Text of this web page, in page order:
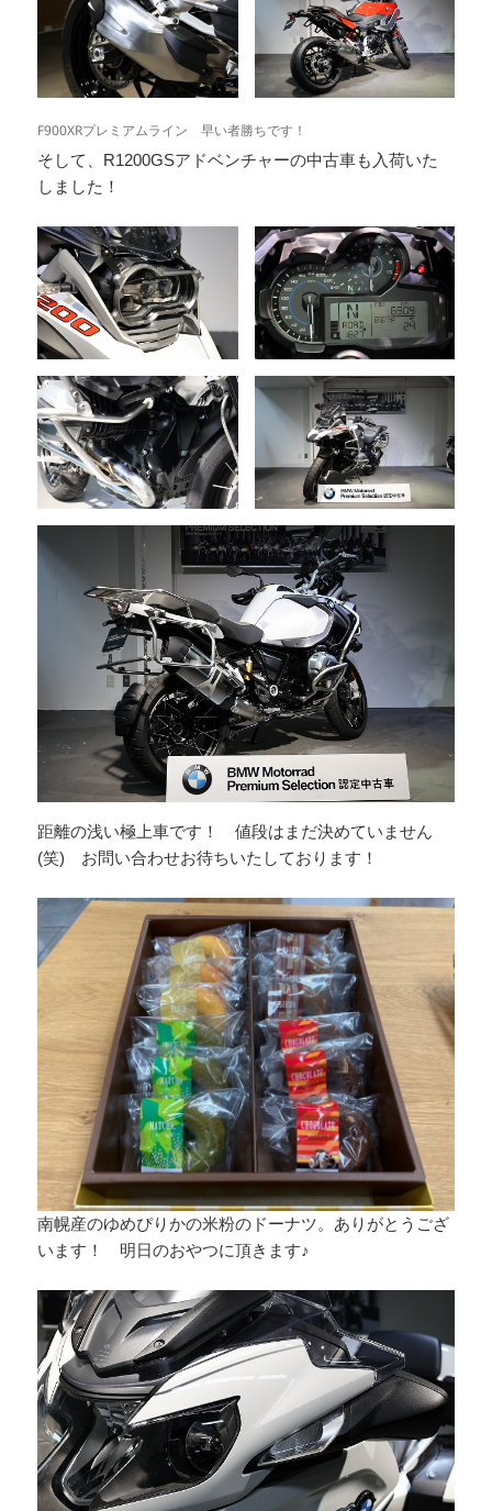
F900XRプレミアムライン 早い者勝ちです！
そして、R1200GSアドベンチャーの中古車も入荷いた
しました！
距離の浅い極上車です！ 値段はまだ決めていません
(笑) お問い合わせお待ちいたしております！
南幌産のゆめぴりかの米粉のドーナツ。ありがとうござ
います！ 明日のおやつに頂きます♪